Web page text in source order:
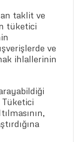
taklit ve
tüketici
ve
ihlallerinin